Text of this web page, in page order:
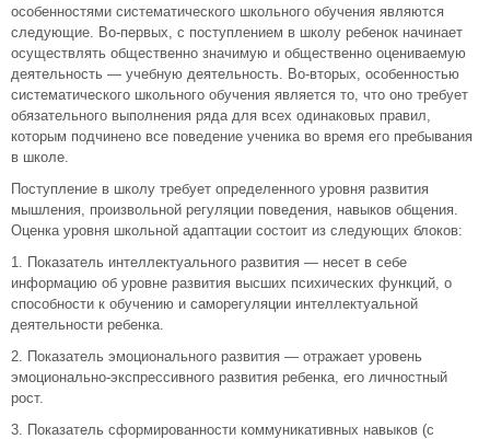
особенностями систематического школьного обучения являются
следующие. Во-первых, с поступлением в школу ребенок начинает
осуществлять общественно значимую и общественно оцениваемую
деятельность — учебную деятельность. Во-вторых, особенностью
систематического школьного обучения является то, что оно требует
обязательного выполнения ряда для всех одинаковых правил,
которым подчинено все поведение ученика во время его пребывания
в школе.
Поступление в школу требует определенного уровня развития
мышления, произвольной регуляции поведения, навыков общения.
Оценка уровня школьной адаптации состоит из следующих блоков:
1. Показатель интеллектуального развития — несет в себе
информацию об уровне развития высших психических функций, о
способности к обучению и саморегуляции интеллектуальной
деятельности ребенка.
2. Показатель эмоционального развития — отражает уровень
эмоционально-экспрессивного развития ребенка, его личностный
рост.
3. Показатель сформированности коммуникативных навыков (с